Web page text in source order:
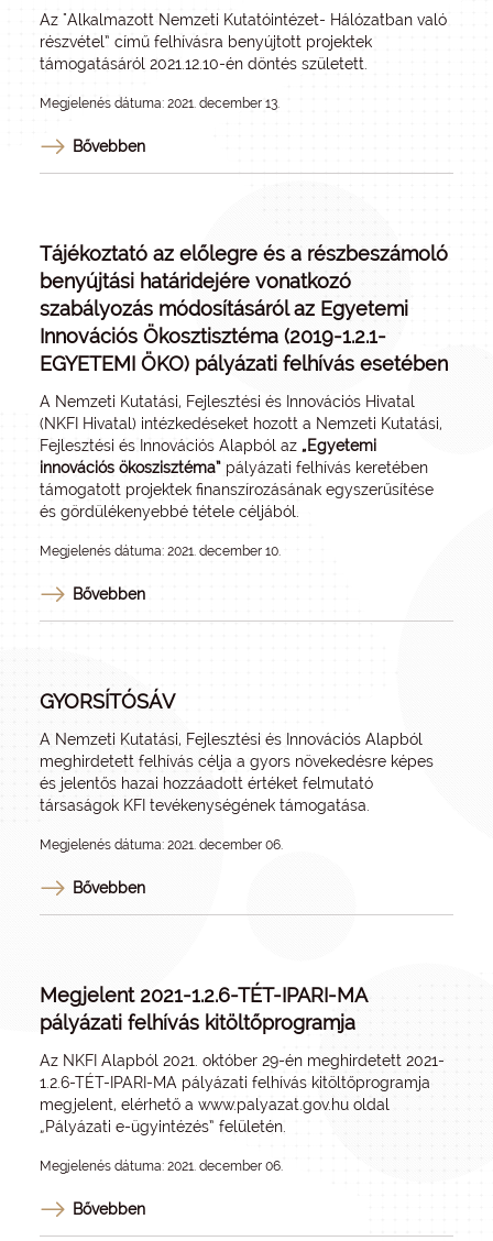
Az "Alkalmazott Nemzeti Kutatóintézet- Hálózatban való
részvétel” című felhívásra benyújtott projektek
támogatásáról 2021.12.10-én döntés született.
Megjelenés dátuma: 2021. december 13.
Bővebben
Tájékoztató az előlegre és a részbeszámoló
benyújtási határidejére vonatkozó
szabályozás módosításáról az Egyetemi
Innovációs Ökosztisztéma (2019-1.2.1-
EGYETEMI ÖKO) pályázati felhívás esetében
A Nemzeti Kutatási, Fejlesztési és Innovációs Hivatal
(NKFI Hivatal) intézkedéseket hozott a Nemzeti Kutatási,
Fejlesztési és Innovációs Alapból az „Egyetemi
innovációs ökoszisztéma” pályázati felhívás keretében
támogatott projektek finanszírozásának egyszerűsítése
és gördülékenyebbé tétele céljából.
Megjelenés dátuma: 2021. december 10.
Bővebben
GYORSÍTÓSÁV
A Nemzeti Kutatási, Fejlesztési és Innovációs Alapból
meghirdetett felhívás célja a gyors növekedésre képes
és jelentős hazai hozzáadott értéket felmutató
társaságok KFI tevékenységének támogatása.
Megjelenés dátuma: 2021. december 06.
Bővebben
Megjelent 2021-1.2.6-TÉT-IPARI-MA
pályázati felhívás kitöltőprogramja
Az NKFI Alapból 2021. október 29-én meghirdetett 2021-
1.2.6-TÉT-IPARI-MA pályázati felhívás kitöltőprogramja
megjelent, elérhető a www.palyazat.gov.hu oldal
„Pályázati e-ügyintézés” felületén.
Megjelenés dátuma: 2021. december 06.
Bővebben